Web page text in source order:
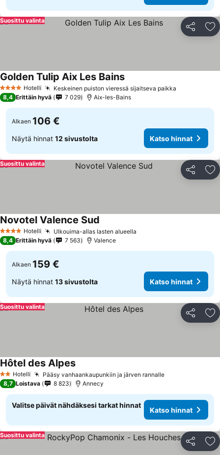
Jaa
Suosittu valinta
4 Tähtiluokitus
Hotelli Keskeinen puiston vieressä sijaitseva paikka
Golden Tulip Aix Les BainsKatso hinnat
8,4 Erittäin hyvä 7 029 Aix-les-Bains
Alkaen 106 €
Näytä hinnat 12 sivustolta Katso hinnat
Jaa
Suosittu valinta
4 Tähtiluokitus
Hotelli Ulkouima-allas lasten alueella
Novotel Valence Sud
8,4 Erittäin hyvä 7 563 Valence
Alkaen 159 €
Näytä hinnat 13 sivustolta Katso hinnat
Jaa
Suosittu valinta
2 Tähtiluokitus
Hotelli Pääsy vanhaankaupunkiin ja järven rannalleKatso hinnat
Hôtel des AlpesKatso hinnat
8,7 Loistava 8 823 Annecy
Valitse päivät nähdäksesi tarkat hinnat
Katso hinnat
Jaa
Suosittu valinta